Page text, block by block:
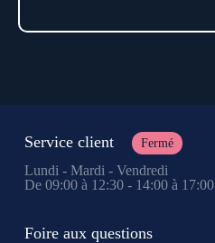
Service client Fermé
Lundi - Mardi - Vendredi
De 09:00 à 12:30 - 14:00 à 17:00
Foire aux questions